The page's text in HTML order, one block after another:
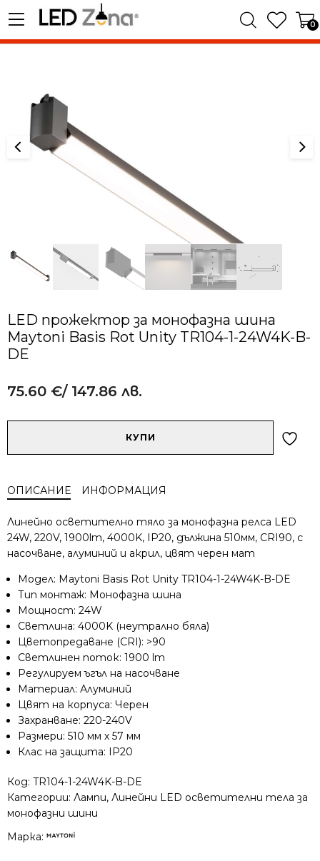
0
LED прожектор за монофазна шина
Maytoni Basis Rot Unity TR104-1-24W4K-B-
DE
75.60 €/ 147.86 лв.
за
шина
Maytoni
Basis
Unity
TR104-
1-
24W4K-
B-
DE
КУПИ
ОПИСАНИЕ ИНФОРМАЦИЯ
Линейно осветително тяло за монофазна релса LED
24W, 220V, 1900lm, 4000K, IP20, дължина 510мм, CRI90, с
насочване, алуминий и акрил, цвят черен мат
Модел: Maytoni Basis Rot Unity TR104-1-24W4K-B-DE
Тип монтаж: Монофазна шина
Мощност: 24W
Светлина: 4000K (неутрално бяла)
Цветопредаване (CRI): >90
Светлинен поток: 1900 lm
Регулируем ъгъл на насочване
Материал: Алуминий
Цвят на корпуса: Черен
Захранване: 220-240V
Размери: 510 мм х 57 мм
Клас на защита: IP20
Код: TR104-1-24W4K-B-DE
Категории: Лампи, Линейни LED осветителни тела за
монофазни шини
Марка: